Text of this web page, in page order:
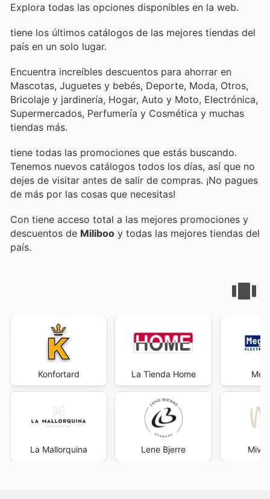
Explora todas las opciones disponibles en la web.
tiene los últimos catálogos de las mejores tiendas del
país en un solo lugar.
Encuentra increíbles descuentos para ahorrar en
Mascotas, Juguetes y bebés, Deporte, Moda, Otros,
Bricolaje y jardinería, Hogar, Auto y Moto, Electrónica,
Supermercados, Perfumería y Cosmética y muchas
tiendas más.
tiene todas las promociones que estás buscando.
Tenemos nuevos catálogos todos los días, así que no
dejes de visitar antes de salir de compras. ¡No pagues
de más por las cosas que necesitas!
Con tiene acceso total a las mejores promociones y
descuentos de Miliboo y todas las mejores tiendas del
país.
Konfortard
La Mallorquina
La Tienda Home
Lene Bjerre Miv